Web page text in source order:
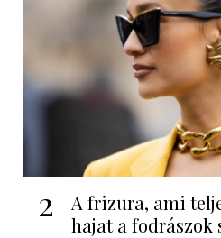
2
A frizura, ami
hajat a fodrászok